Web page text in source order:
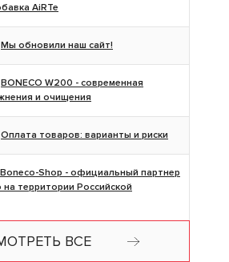
AiRTe
Мы обновили наш сайт!
BONECO W200 - современная
и очищения
Оплата товаров: варианты и риски
Boneco-Shop - официальный партнер
территории Российской
ВСЕ